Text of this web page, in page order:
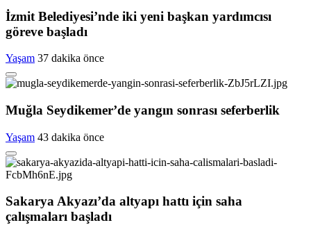
İzmit Belediyesi’nde iki yeni başkan yardımcısı
göreve başladı
Yaşam 37 dakika önce
Muğla Seydikemer’de yangın sonrası seferberlik
Yaşam 43 dakika önce
Sakarya Akyazı’da altyapı hattı için saha
çalışmaları başladı